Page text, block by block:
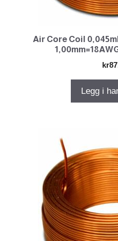
Air Core Coil
kr
Legg i